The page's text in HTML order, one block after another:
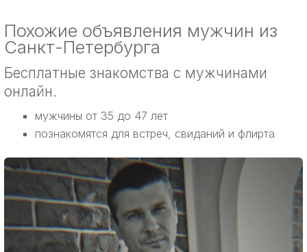
Похожие объявления мужчин из
Санкт-Петербурга
Бесплатные знакомства с мужчинами
онлайн.
мужчины от 35 до 47 лет
познакомятся для встреч, свиданий и флирта